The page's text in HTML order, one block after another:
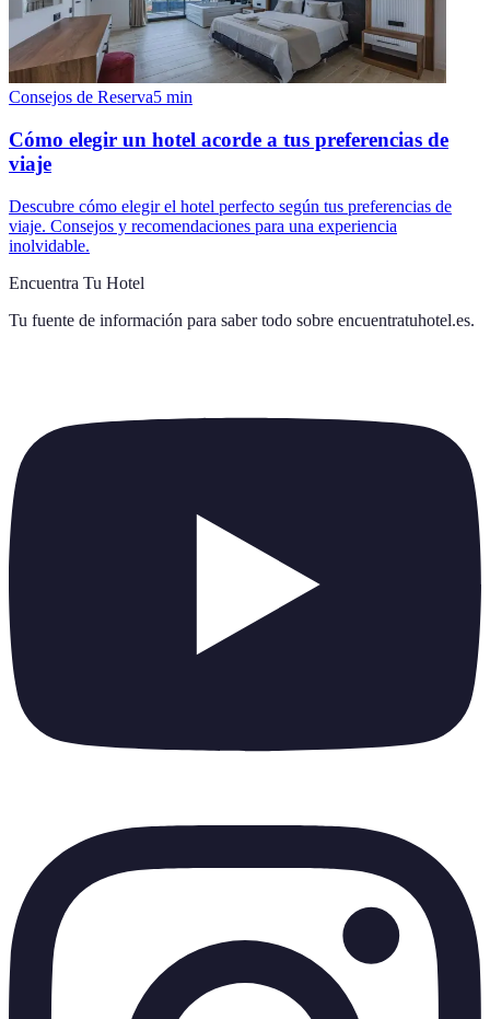
Consejos de Reserva5 min
Cómo elegir un hotel acorde a tus preferencias de
viaje
Descubre cómo elegir el hotel perfecto según tus preferencias de
viaje. Consejos y recomendaciones para una experiencia
inolvidable.
Encuentra Tu Hotel
Tu fuente de información para saber todo sobre encuentratuhotel.es.